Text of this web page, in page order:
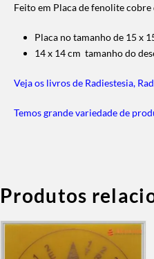
Feito em Placa de fenolite cobre
Placa no tamanho de 15 x
14 x 14 cm tamanho do
Veja os livros de Radiestesia,
Temos grande variedade de
Produtos